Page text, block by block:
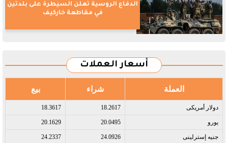
الدفاع الروسية تعلن السيطرة على بلدتين
في مقاطعة خاركيف
أسعار العملات
العملة شراء بيع
دولار أمريكى​ 18.2617
18.3617
يورو​ 20.0495
20.1629
جنيه إسترلينى​ 24.0926
24.2337